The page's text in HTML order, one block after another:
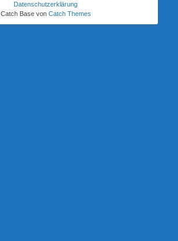
Datenschutzerklärung
Catch Base von Catch Themes